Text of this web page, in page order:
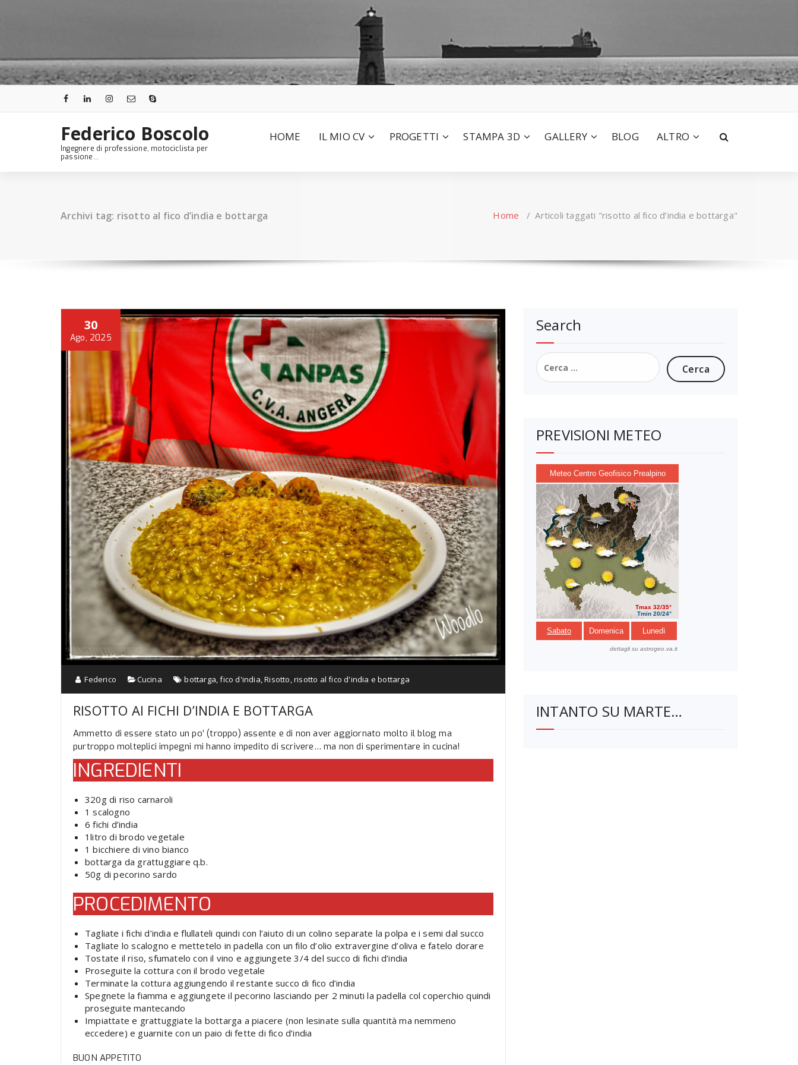
Federico Boscolo
Ingegnere di professione, motociclista per
passione...
HOME IL MIO CV PROGETTI STAMPA 3D GALLERY BLOG ALTRO
Archivi tag: risotto al fico d’india e bottarga Home /Articoli taggati "risotto al fico d’india e bottarga"
30
Ago, 2025
Federico Cucina bottarga,fico d'india,Risotto,risotto al fico d'india e bottarga
RISOTTO AI FICHI D’INDIA E BOTTARGA
Ammetto di essere stato un po’ (troppo) assente e di non aver aggiornato molto il blog ma
purtroppo molteplici impegni mi hanno impedito di scrivere… ma non di sperimentare in cucina!
INGREDIENTI
320g di riso carnaroli
1 scalogno
6 fichi d’india
1litro di brodo vegetale
1 bicchiere di vino bianco
bottarga da grattuggiare q.b.
50g di pecorino sardo
PROCEDIMENTO
Tagliate i fichi d’india e flullateli quindi con l’aiuto di un colino separate la polpa e i semi dal succo
Tagliate lo scalogno e mettetelo in padella con un filo d’olio extravergine d’oliva e fatelo dorare
Tostate il riso, sfumatelo con il vino e aggiungete 3/4 del succo di fichi d’india
Proseguite la cottura con il brodo vegetale
Terminate la cottura aggiungendo il restante succo di fico d’india
Spegnete la fiamma e aggiungete il pecorino lasciando per 2 minuti la padella col coperchio quindi
proseguite mantecando
Impiattate e grattuggiate la bottarga a piacere (non lesinate sulla quantità ma nemmeno
eccedere) e guarnite con un paio di fette di fico d’india
BUON APPETITO
Search
Ricerca
per:
PREVISIONI METEO
INTANTO SU MARTE…